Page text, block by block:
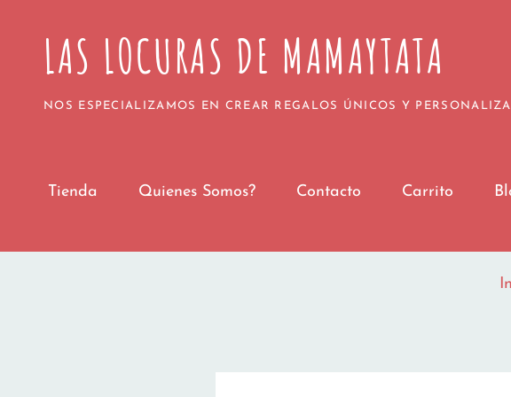
Todos los pedidos realizados a partir del 1 de julio
Agradecemos vuestra paciencia y confianza. Muy pronto
LAS LOCURAS DE MAMAYTATA
NOS ESPECIALIZAMOS EN CREAR REGALOS ÚNICOS Y
Tienda Quienes Somos? Contacto Carrito